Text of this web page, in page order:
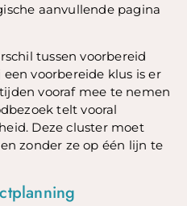
aanvullende pagina
tussen voorbereid
voorbereide klus is er
vooraf mee te nemen
telt vooral
Deze cluster moet
zonder ze op één lijn te